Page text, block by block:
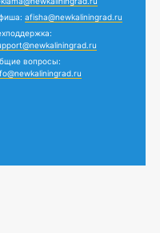
afisha@newkaliningrad.ru
вопросы: